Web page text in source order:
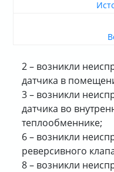
2 – возникли
датчика в
3 – возникли
датчика во
теплообменнике;
6 – возникли
реверсивного
8 – возникли